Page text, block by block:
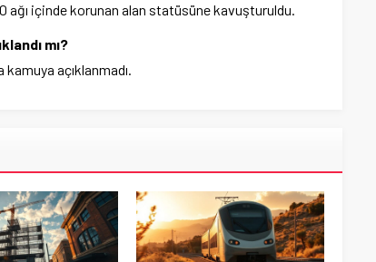
ağı içinde korunan alan statüsüne kavuşturuldu.
mı?
açıklanmadı.